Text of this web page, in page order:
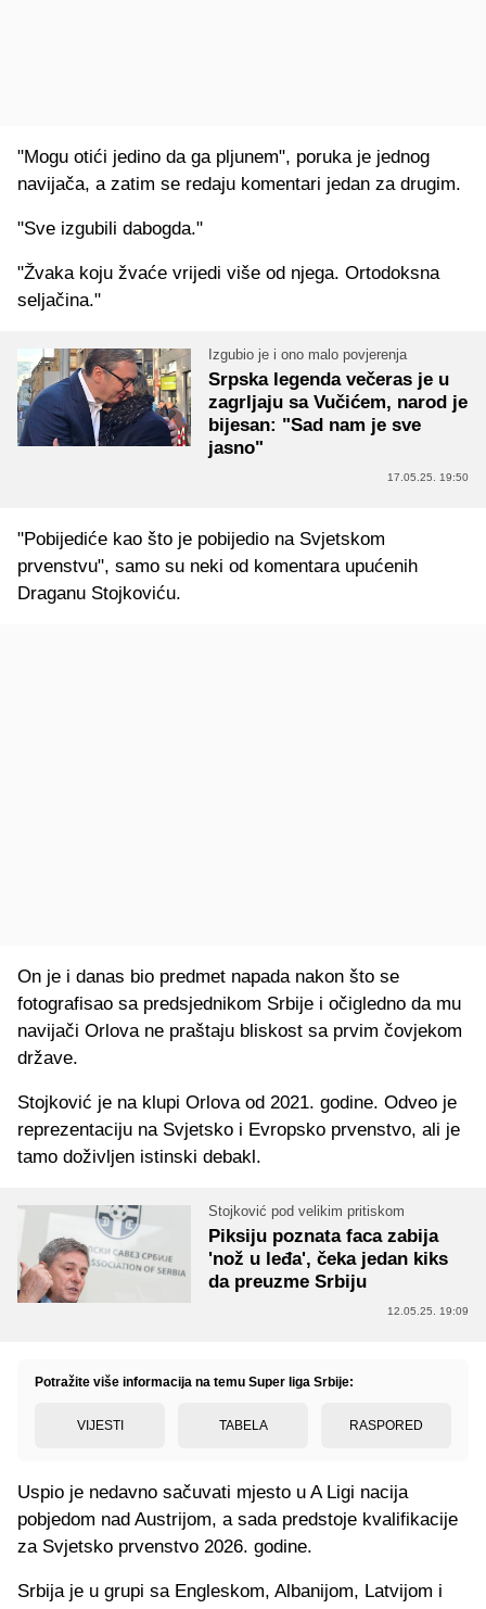
"Mogu otići jedino da ga pljunem", poruka je jednog
navijača, a zatim se redaju komentari jedan za drugim.
"Sve izgubili dabogda."
"Žvaka koju žvaće vrijedi više od njega. Ortodoksna
seljačina."
Izgubio je i ono malo povjerenja
Srpska legenda večeras je u
zagrljaju sa Vučićem, narod je
bijesan: "Sad nam je sve
jasno"
17.05.25. 19:50
"Pobijediće kao što je pobijedio na Svjetskom
prvenstvu", samo su neki od komentara upućenih
Draganu Stojkoviću.
On je i danas bio predmet napada nakon što se
fotografisao sa predsjednikom Srbije i očigledno da mu
navijači Orlova ne praštaju bliskost sa prvim čovjekom
države.
Stojković je na klupi Orlova od 2021. godine. Odveo je
reprezentaciju na Svjetsko i Evropsko prvenstvo, ali je
tamo doživljen istinski debakl.
Stojković pod velikim pritiskom
Piksiju poznata faca zabija
'nož u leđa', čeka jedan kiks
da preuzme Srbiju
12.05.25. 19:09
Potražite više informacija na temu Super liga Srbije:
VIJESTI TABELA RASPORED
Uspio je nedavno sačuvati mjesto u A Ligi nacija
pobjedom nad Austrijom, a sada predstoje kvalifikacije
za Svjetsko prvenstvo 2026. godine.
Srbija je u grupi sa Engleskom, Albanijom, Latvijom i